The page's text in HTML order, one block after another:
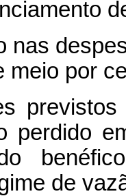
nas
meio por
perdido
de